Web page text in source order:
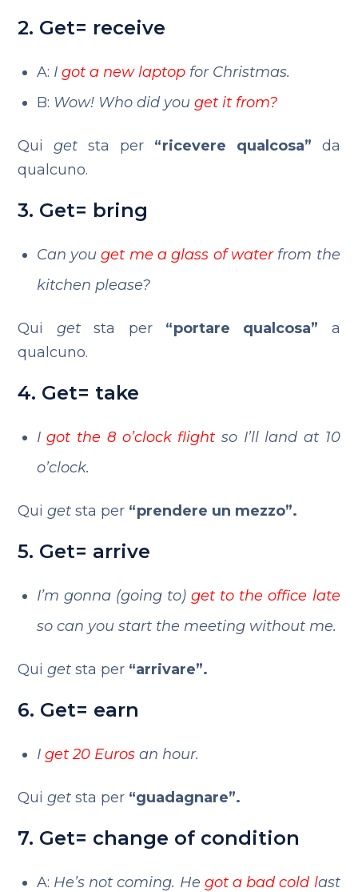
2. Get= receive
A: I got a new laptopfor Christmas.
B: Wow! Who did you get it from?
Quiget sta per “ricevere qualcosa” da
qualcuno.
3. Get= bring
Can you get me a glass of waterfrom the
kitchen please?
Qui getsta per “portare qualcosa” a
qualcuno.
4. Get= take
Igot the 8 o’clock flight so I’ll land at 10
o’clock.
Quiget sta per “prendere un mezzo”.
5. Get= arrive
I’m gonna (going to)get to the office late
so can you start the meeting without me.
Qui get sta per “arrivare”.
6. Get= earn
I get 20 Eurosan hour.
Quiget sta per “guadagnare”.
7. Get= change of condition
A: He’s not coming. He got a bad cold last